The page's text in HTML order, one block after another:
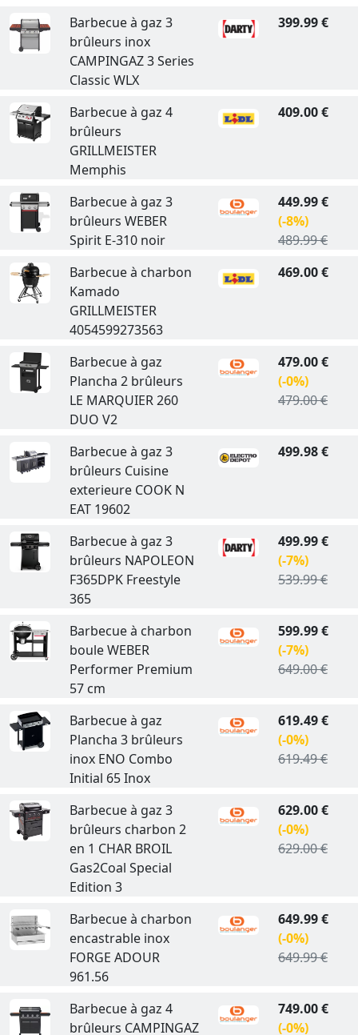
Barbecue à gaz 3
brûleurs inox
CAMPINGAZ 3 Series
Classic WLX
399.99 €
Barbecue à gaz 4
brûleurs
GRILLMEISTER
Memphis
409.00 €
Barbecue à gaz 3
brûleurs WEBER
Spirit E-310 noir
449.99 €
(-8%)
489.99 €
Barbecue à charbon
Kamado
GRILLMEISTER
4054599273563
469.00 €
Barbecue à gaz
Plancha 2 brûleurs
LE MARQUIER 260
DUO V2
479.00 €
(-0%)
479.00 €
Barbecue à gaz 3
brûleurs Cuisine
exterieure COOK N
EAT 19602
499.98 €
Barbecue à gaz 3
brûleurs NAPOLEON
F365DPK Freestyle
365
499.99 €
(-7%)
539.99 €
Barbecue à charbon
boule WEBER
Performer Premium
57 cm
599.99 €
(-7%)
649.00 €
Barbecue à gaz
Plancha 3 brûleurs
inox ENO Combo
Initial 65 Inox
619.49 €
(-0%)
619.49 €
Barbecue à gaz 3
brûleurs charbon 2
en 1 CHAR BROIL
Gas2Coal Special
Edition 3
629.00 €
(-0%)
629.00 €
Barbecue à charbon
encastrable inox
FORGE ADOUR
961.56
649.99 €
(-0%)
649.99 €
Barbecue à gaz 4
brûleurs CAMPINGAZ
749.00 €
(-0%)